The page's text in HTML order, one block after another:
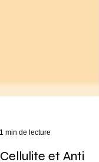
1 min de lecture